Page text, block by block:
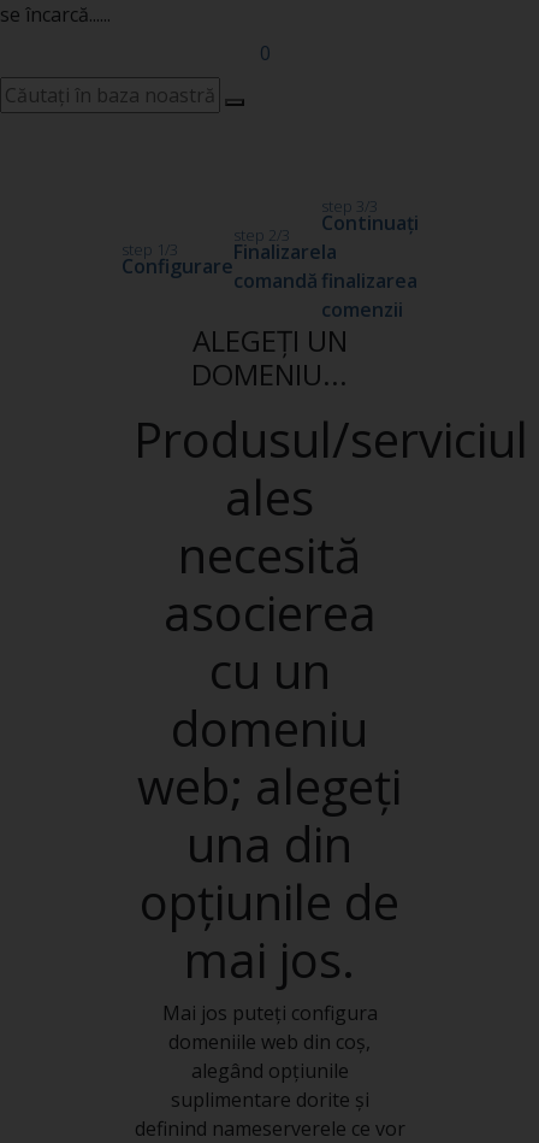
se încarcă......
0
step 1/3
Configurare
step 2/3
Finalizare
comandă
step 3/3
Continuați
la
finalizarea
comenzii
ALEGEȚI UN
DOMENIU...
Produsul/serviciul
ales
necesită
asocierea
cu un
domeniu
web; alegeți
una din
opțiunile de
mai jos.
Mai jos puteți configura
domeniile web din coș,
alegând opțiunile
suplimentare dorite și
definind nameserverele ce vor